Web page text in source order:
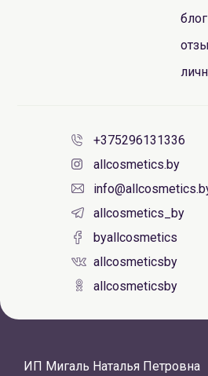
+375296131336
allcosmetics.by
allcosmetics_by
byallcosmetics
allcosmeticsby
allcosmeticsby
ИП Мигаль Наталья Петровна